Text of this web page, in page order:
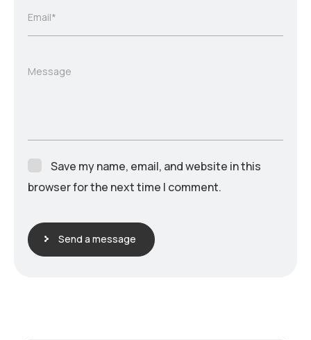
Email*
Message
Save my name, email, and website in this
browser for the next time I comment.
Send a message